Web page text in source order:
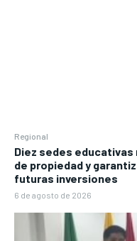
Regional
Diez sedes
de propiedad y
futuras inversiones
6 de agosto de 2026